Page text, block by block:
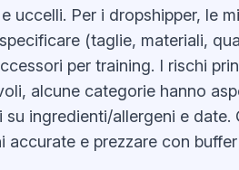
uccelli. Per i dropshipper, le
(taglie, materiali,
per training. I rischi
alcune categorie hanno
ingredienti/allergeni e
accurate e prezzare con